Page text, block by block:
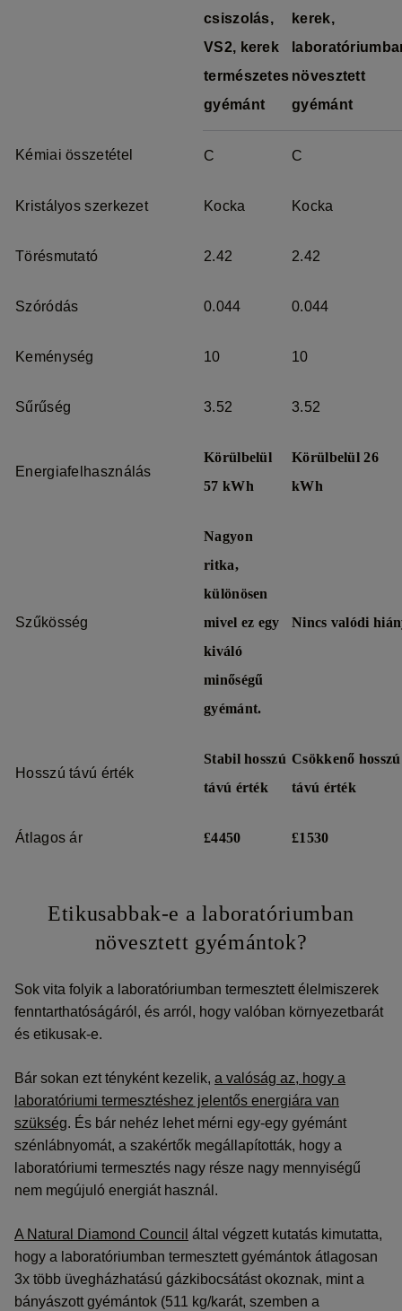
csiszolás,
VS2, kerek
természetes
gyémánt
kerek,
növesztett
gyémánt
Kémiai összetétel C C
Kristályos szerkezet Kocka Kocka
Törésmutató 2.42 2.42
Szóródás 0.044 0.044
Keménység 10 10
Sűrűség 3.52 3.52
Energiafelhasználás
Körülbelül
57 kWh
Körülbelül 26
kWh
Szűkösség
Nagyon
ritka,
különösen
mivel ez egy
kiváló
minőségű
gyémánt.
Nincs valódi
Hosszú távú érték
Stabil hosszú
távú érték
Csökkenő hosszú
távú érték
Átlagos ár £4450 £1530
Etikusabbak-e a laboratóriumban
növesztett gyémántok?
Sok vita folyik a laboratóriumban termesztett élelmiszerek
fenntarthatóságáról, és arról, hogy valóban környezetbarát
és etikusak-e.
Bár sokan ezt tényként kezelik, a valóság az, hogy a
laboratóriumi termesztéshez jelentős energiára van
szükség. És bár nehéz lehet mérni egy-egy gyémánt
szénlábnyomát, a szakértők megállapították, hogy a
laboratóriumi termesztés nagy része nagy mennyiségű
nem megújuló energiát használ.
A Natural Diamond Council által végzett kutatás kimutatta,
hogy a laboratóriumban termesztett gyémántok átlagosan
3x több üvegházhatású gázkibocsátást okoznak, mint a
bányászott gyémántok (511 kg/karát, szemben a